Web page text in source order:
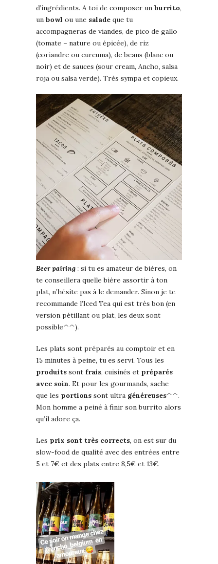
d’ingrédients. A toi de composer un burrito,
un bowl ou une salade que tu
accompagneras de viandes, de pico de gallo
(tomate – nature ou épicée), de riz
(coriandre ou curcuma), de beans (blanc ou
noir) et de sauces (sour cream, Ancho, salsa
roja ou salsa verde). Très sympa et copieux.
Beer pairing : si tu es amateur de bières, on
te conseillera quelle bière assortir à ton
plat, n’hésite pas à le demander. Sinon je te
recommande l’Iced Tea qui est très bon (en
version pétillant ou plat, les deux sont
possible^^).
Les plats sont préparés au comptoir et en
15 minutes à peine, tu es servi. Tous les
produits sont frais, cuisinés et préparés
avec soin. Et pour les gourmands, sache
que les portions sont ultra généreuses^^.
Mon homme a peiné à finir son burrito alors
qu’il adore ça.
Les prix sont très corrects, on est sur du
slow-food de qualité avec des entrées entre
5 et 7€ et des plats entre 8,5€ et 13€.